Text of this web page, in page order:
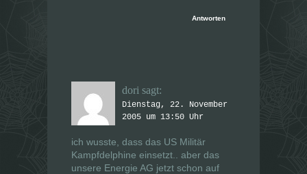
Antworten
dori sagt:
Dienstag, 22. November
2005 um 13:50 Uhr
ich wusste, dass das US Militär
Kampfdelphine einsetzt.. aber das
unsere Energie AG jetzt schon auf